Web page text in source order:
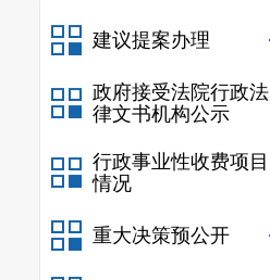
建议提案办理
政府接受法院行政法
律文书机构公示
行政事业性收费项目
情况
重大决策预公开